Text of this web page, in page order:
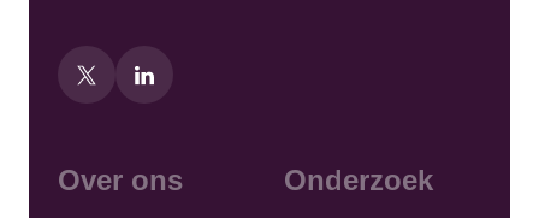
Over ons Onderzoek